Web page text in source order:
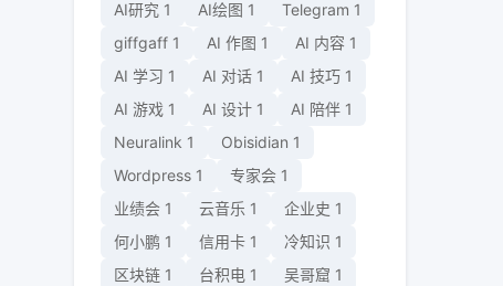
AI研究 1 AI绘图 1 Telegram 1
giffgaff 1 AI 作图 1 AI 内容 1
AI 学习 1 AI 对话 1 AI 技巧 1
AI 游戏 1 AI 设计 1 AI 陪伴 1
Neuralink 1 Obisidian 1
Wordpress 1 专家会 1
业绩会 1 云音乐 1 企业史 1
何小鹏 1 信用卡 1 冷知识 1
区块链 1 台积电 1 吴哥窟 1